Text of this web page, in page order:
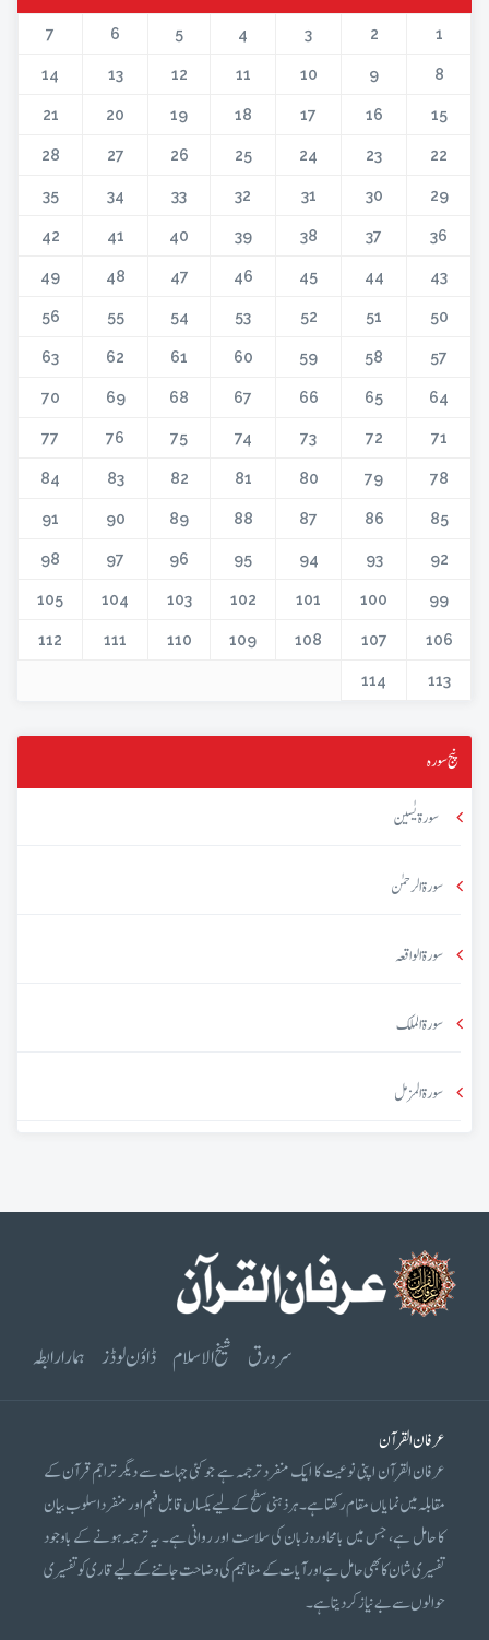
1
2
3
4
5
6
7
8
9
10
11
12
13
14
15
16
17
18
19
20
21
22
23
24
25
26
27
28
29
30
31
32
33
34
35
36
37
38
39
40
41
42
43
44
45
46
47
48
49
50
51
52
53
54
55
56
57
58
59
60
61
62
63
64
65
66
67
68
69
70
71
72
73
74
75
76
77
78
79
80
81
82
83
84
85
86
87
88
89
90
91
92
93
94
95
96
97
98
99
100
101
102
103
104
105
106
107
108
109
110
111
112
113
114
پنج سورہ
سورۃ یٰسین
سورۃ الرحمٰن
سورۃ الواقعہ
سورۃ الملک
سورۃ المزمل
سرورق شیخ الاسلام ڈاؤن لوڈز ہمارا رابطہ
عرفان القرآن
عرفان القرآن اپنی نوعیت کا ایک منفرد ترجمہ ہے جو کئی جہات سے دیگر تراجم قرآن کے
مقابلہ میں نمایاں مقام رکھتا ہے۔ ہر ذہنی سطح کے لیے یکساں قابل فہم اور منفرد اسلوب بیان
کا حامل ہے، جس میں بامحاورہ زبان کی سلاست اور روانی ہے۔ یہ ترجمہ ہونے کے باوجود
تفسیری شان کا بھی حامل ہے اور آیات کے مفاہیم کی وضاحت جاننے کے لیے قاری کو تفسیری
حوالوں سے بے نیاز کر دیتا ہے۔